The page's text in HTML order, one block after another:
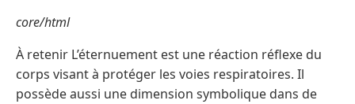
core/html
À retenir L’éternuement est une réaction réflexe du
corps visant à protéger les voies respiratoires. Il
possède aussi une dimension symbolique dans de